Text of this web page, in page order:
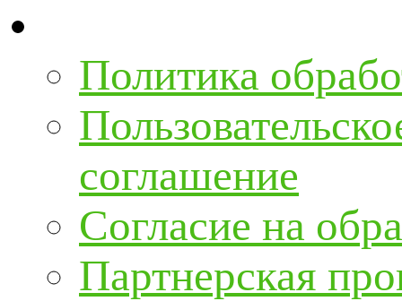
Политика
соглашение
Согласие на
Партнерская